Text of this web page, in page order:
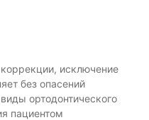
исключение
без опасений
ортодонтического
пациентом